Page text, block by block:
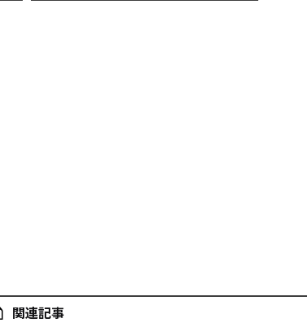
関連記事